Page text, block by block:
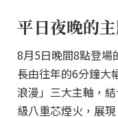
平日夜晚的
8月5日晚間8點登場
長由往年的6分鐘大
浪漫」三大主軸，
級八重芯煙火，展